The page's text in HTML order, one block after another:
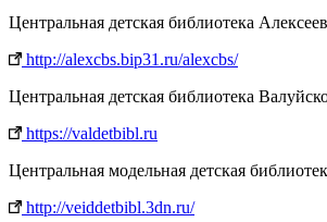
Центральная детская библиотека
http://alexcbs.bip31.ru/alexcbs/
Центральная детская библиотека
https://valdetbibl.ru
Центральная модельная детская
http://veiddetbibl.3dn.ru/